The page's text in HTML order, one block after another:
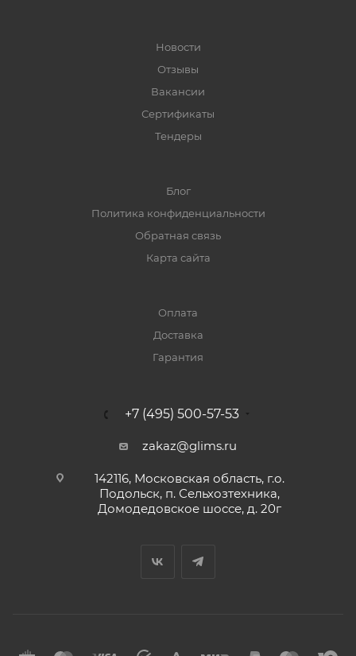
Новости
Отзывы
Вакансии
Сертификаты
Тендеры
Блог
Политика конфиденциальности
Обратная связь
Карта сайта
Оплата
Доставка
Гарантия
+7 (495) 500-57-53
zakaz@glims.ru
142116, Московская область, г.о.
Подольск, п. Сельхозтехника,
Домодедовское шоссе, д. 20г